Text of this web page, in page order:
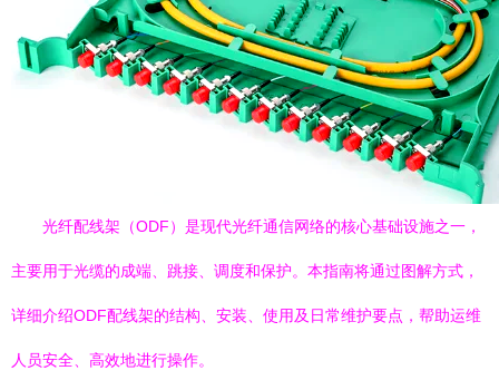
光纤配线架（ODF）是现代光纤通信网络的核心基础设施之一，
主要用于光缆的成端、跳接、调度和保护。本指南将通过图解方式，
详细介绍ODF配线架的结构、安装、使用及日常维护要点，帮助运维
人员安全、高效地进行操作。